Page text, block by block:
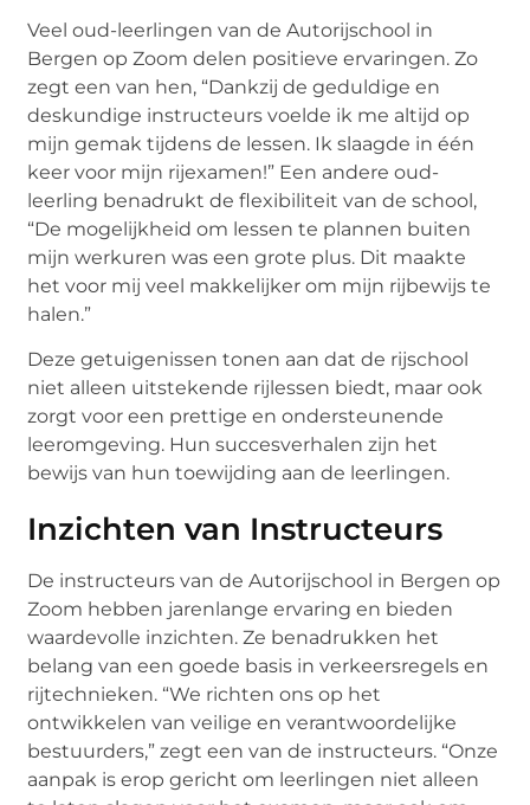
Veel oud-leerlingen van de Autorijschool in
Bergen op Zoom delen positieve ervaringen. Zo
zegt een van hen, “Dankzij de geduldige en
deskundige instructeurs voelde ik me altijd op
mijn gemak tijdens de lessen. Ik slaagde in één
keer voor mijn rijexamen!” Een andere oud-
leerling benadrukt de flexibiliteit van de school,
“De mogelijkheid om lessen te plannen buiten
mijn werkuren was een grote plus. Dit maakte
het voor mij veel makkelijker om mijn rijbewijs te
halen.”
Deze getuigenissen tonen aan dat de rijschool
niet alleen uitstekende rijlessen biedt, maar ook
zorgt voor een prettige en ondersteunende
leeromgeving. Hun succesverhalen zijn het
bewijs van hun toewijding aan de leerlingen.
Inzichten van Instructeurs
De instructeurs van de Autorijschool in Bergen op
Zoom hebben jarenlange ervaring en bieden
waardevolle inzichten. Ze benadrukken het
belang van een goede basis in verkeersregels en
rijtechnieken. “We richten ons op het
ontwikkelen van veilige en verantwoordelijke
bestuurders,” zegt een van de instructeurs. “Onze
aanpak is erop gericht om leerlingen niet alleen